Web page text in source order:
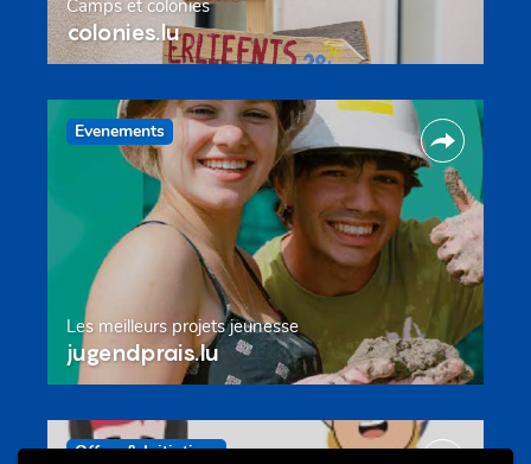
Camps et colonies
colonies.lu
Evenements
Les meilleurs projets jeunesse
jugendprais.lu
Offres & Initiatives